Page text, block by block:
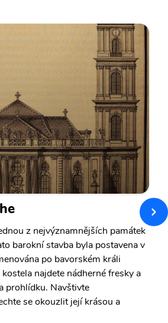
z nejvýznamnějších památek
barokní stavba byla postavena v
po bavorském králi
najdete nádherné fresky a
prohlídku. Navštivte
se okouzlit její krásou a